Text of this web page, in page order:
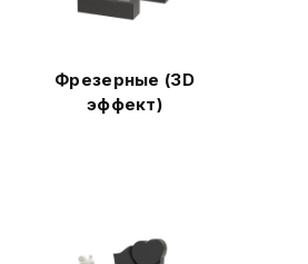
Фрезерные (3D
эффект)